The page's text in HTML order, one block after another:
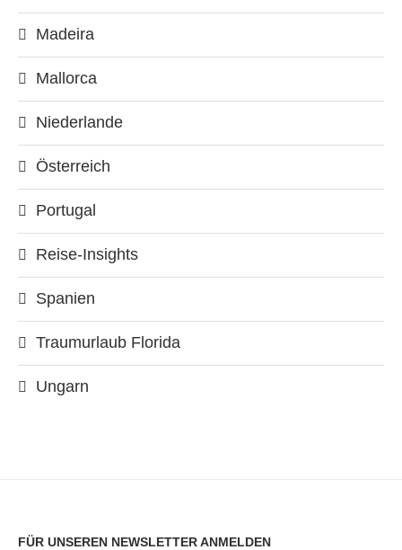
Madeira
Mallorca
Niederlande
Österreich
Portugal
Reise-Insights
Spanien
Traumurlaub Florida
Ungarn
FÜR UNSEREN NEWSLETTER ANMELDEN